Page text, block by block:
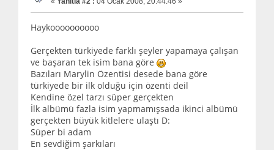
Haykoooooooooo
Gerçekten türkiyede farklı şeyler yapamaya çalışan
ve başaran tek isim bana göre
Bazıları Marylin Özentisi desede bana göre
türkiyede bir ilk olduğu için özenti deil
Kendine özel tarzı süper gerçekten
İlk albümü fazla isim yapmamışsada ikinci albümü
gerçekten büyük kitlelere ulaştı D:
Süper bi adam
En sevdiğim şarkıları